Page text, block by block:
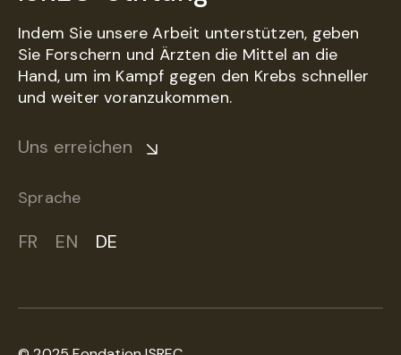
Indem Sie unsere Arbeit unterstützen, geben
Sie Forschern und Ärzten die Mittel an die
Hand, um im Kampf gegen den Krebs schneller
und weiter voranzukommen.
Uns erreichen
Sprache
FR EN DE